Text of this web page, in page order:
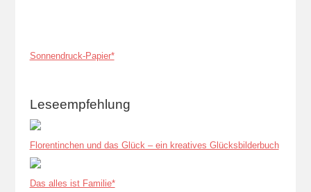
Sonnendruck-Papier*
Leseempfehlung
Florentinchen und das Glück – ein kreatives Glücksbilderbuch
Das alles ist Familie*